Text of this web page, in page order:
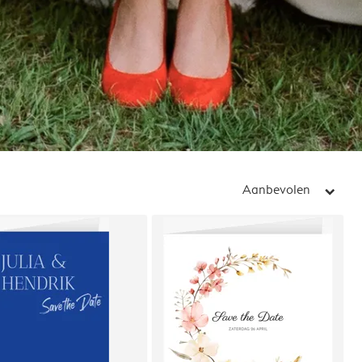
Aanbevolen arrow_right